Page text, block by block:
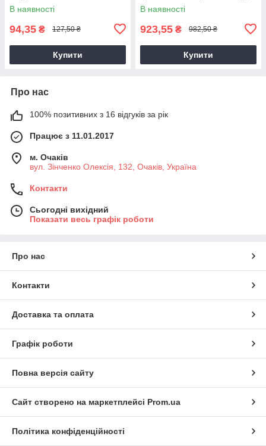
В наявності
94,35 ₴ 127,50 ₴
Купити
В наявності
923,55 ₴ 982,50 ₴
Купити
Про нас
100% позитивних з 16 відгуків за рік
Працює з 11.01.2017
м. Очаків
вул. Зінченко Олексія, 132, Очаків, Україна
Контакти
Сьогодні вихідний
Показати весь графік роботи
Про нас
Контакти
Доставка та оплата
Графік роботи
Повна версія сайту
Сайт створено на маркетплейсі Prom.ua
Політика конфіденційності